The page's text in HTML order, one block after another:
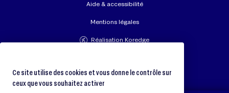
Aide & accessibilité
Mentions légales
Réalisation Koredge
Ce site utilise des cookies et vous donne le contrôle sur
ceux que vous souhaitez activer